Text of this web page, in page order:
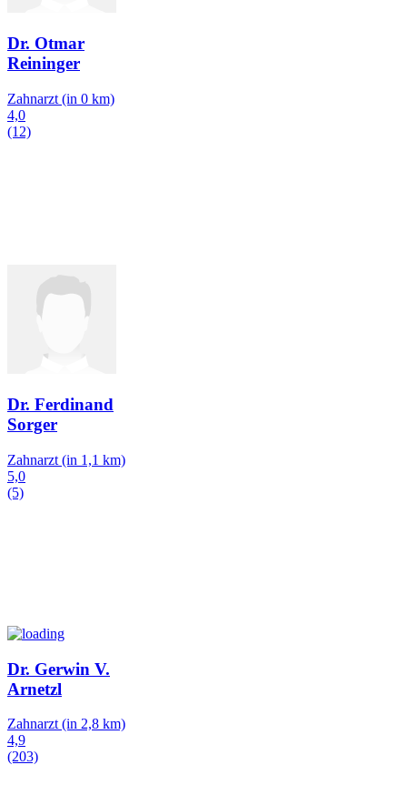
Dr. Otmar
Reininger
Zahnarzt (in 0 km)
4,0
(12)
Dr. Ferdinand
Sorger
Zahnarzt (in 1,1 km)
5,0
(5)
Dr. Gerwin V.
Arnetzl
Zahnarzt (in 2,8 km)
4,9
(203)